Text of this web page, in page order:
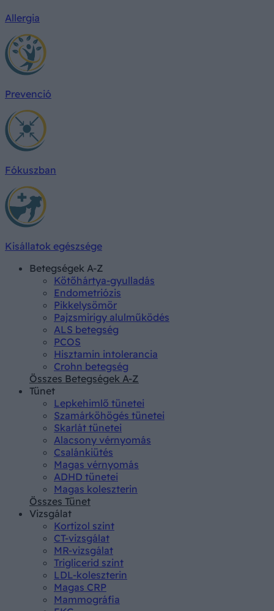
Allergia
Prevenció
Fókuszban
Kisállatok egészsége
Betegségek A-Z
Kötőhártya-gyulladás
Endometriózis
Pikkelysömör
Pajzsmirigy alulműködés
ALS betegség
PCOS
Hisztamin intolerancia
Crohn betegség
Összes Betegségek A-Z
Tünet
Lepkehimlő tünetei
Szamárköhögés tünetei
Skarlát tünetei
Alacsony vérnyomás
Csalánkiütés
Magas vérnyomás
ADHD tünetei
Magas koleszterin
Összes Tünet
Vizsgálat
Kortizol szint
CT-vizsgálat
MR-vizsgálat
Triglicerid szint
LDL-koleszterin
Magas CRP
Mammográfia